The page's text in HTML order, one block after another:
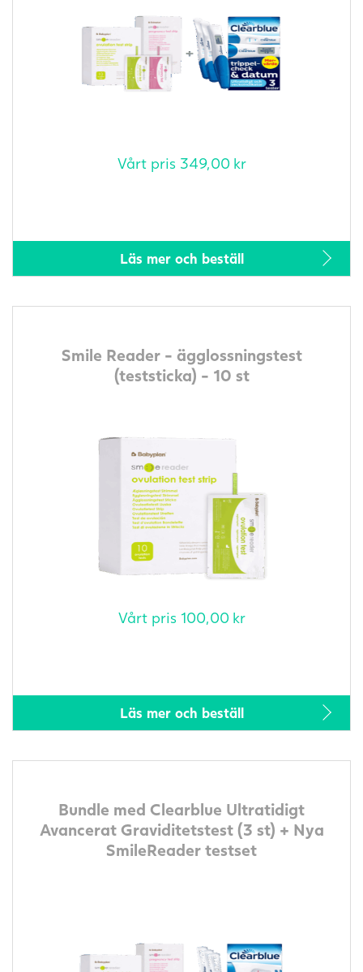
Vårt pris 349,00 kr
Läs mer och beställ
Smile Reader - ägglossningstest
(teststicka) - 10 st
Vårt pris 100,00 kr
Läs mer och beställ
Bundle med Clearblue Ultratidigt
Avancerat Graviditetstest (3 st) + Nya
SmileReader testset